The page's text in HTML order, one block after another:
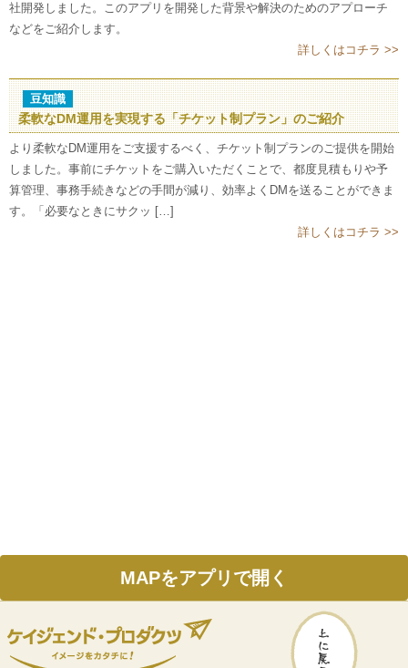
社開発しました。このアプリを開発した背景や解決のためのアプローチ
などをご紹介します。
詳しくはコチラ >>
豆知識
柔軟なDM運用を実現する「チケット制プラン」のご紹介
より柔軟なDM運用をご支援するべく、チケット制プランのご提供を開始
しました。事前にチケットをご購入いただくことで、都度見積もりや予
算管理、事務手続きなどの手間が減り、効率よくDMを送ることができま
す。「必要なときにサクッ […]
詳しくはコチラ >>
MAPをアプリで開く